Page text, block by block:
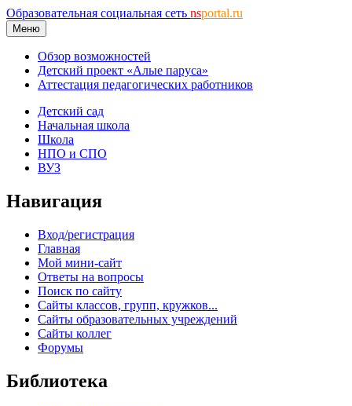
Образовательная социальная сеть nsportal.ru
Меню
Обзор возможностей
Детский проект «Алые паруса»
Аттестация педагогических работников
Детский сад
Начальная школа
Школа
НПО и СПО
ВУЗ
Навигация
Вход/регистрация
Главная
Мой мини-сайт
Ответы на вопросы
Поиск по сайту
Сайты классов, групп, кружков...
Сайты образовательных учреждений
Сайты коллег
Форумы
Библиотека